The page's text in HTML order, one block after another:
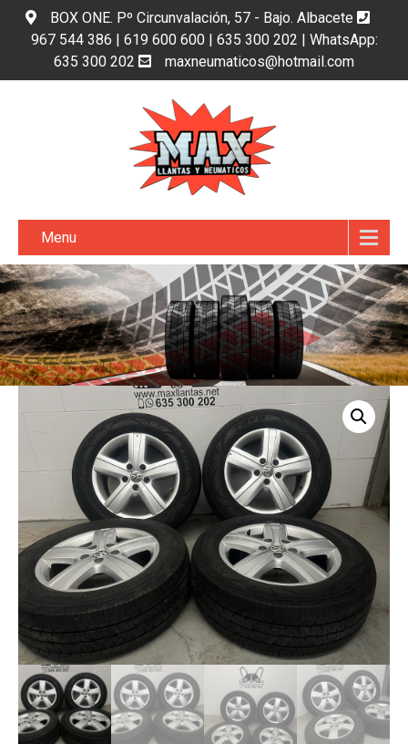
BOX ONE. Pº Circunvalación, 57 - Bajo. Albacete
967 544 386 | 619 600 600 | 635 300 202 | WhatsApp:
635 300 202
maxneumaticos@hotmail.com
Menu